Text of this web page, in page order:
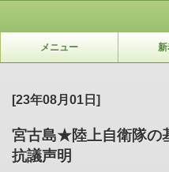
メニュー
[23年08月01日]
宮古島★陸上自衛隊の
抗議声明